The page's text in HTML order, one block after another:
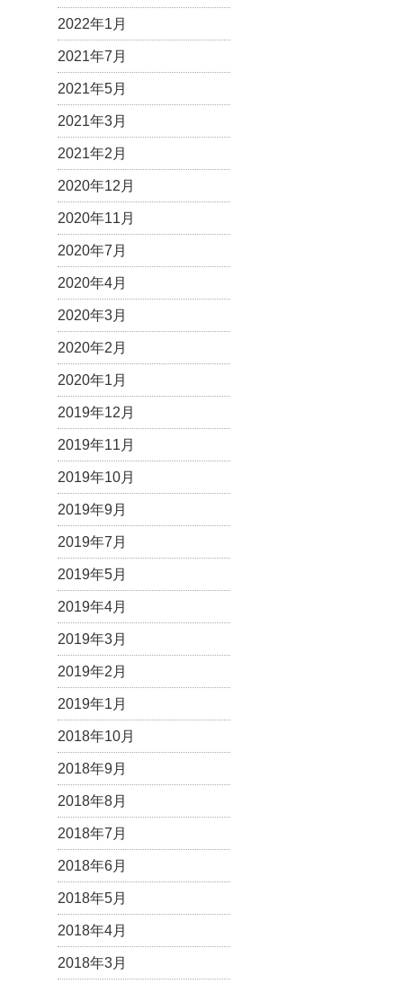
2022年1月
2021年7月
2021年5月
2021年3月
2021年2月
2020年12月
2020年11月
2020年7月
2020年4月
2020年3月
2020年2月
2020年1月
2019年12月
2019年11月
2019年10月
2019年9月
2019年7月
2019年5月
2019年4月
2019年3月
2019年2月
2019年1月
2018年10月
2018年9月
2018年8月
2018年7月
2018年6月
2018年5月
2018年4月
2018年3月